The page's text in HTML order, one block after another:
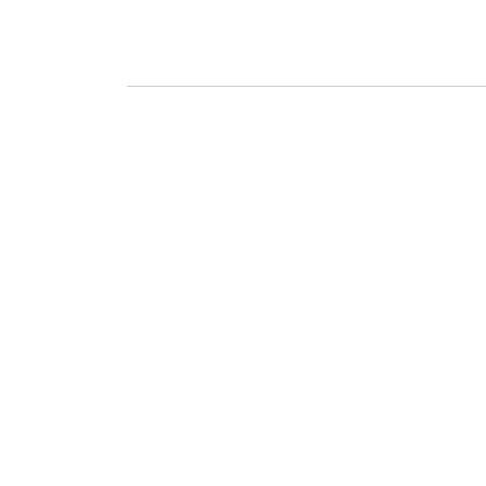
a urmat un curs de
Batterson la cărțile God Speaks in Whispers și
Cineva spunea că o zi bună este o zi bună,
Se trezește un pic cam somnoros; de cum